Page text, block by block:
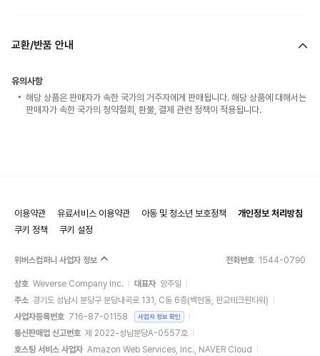
교환/반품 안내
유의사항
해당 상품은 판매자가 속한 국가의 거주자에게 판매됩니다. 해당 상품에 대해서는
판매자가 속한 국가의 청약철회, 환불, 결제 관련 정책이 적용됩니다.
이용약관 유료서비스 이용약관 아동 및 청소년 보호정책
개인정보 처리방침
쿠키 정책
쿠키 설정
위버스컴퍼니 사업자 정보 전화번호 1544-0790
상호 Weverse Company Inc. 대표자 양주일
주소 경기도 성남시 분당구 분당내곡로 131, C동 6층(백현동, 판교테크원타워)
사업자등록번호 716-87-01158 사업자 정보 확인
통신판매업 신고번호 제 2022-성남분당A-0557호
호스팅 서비스 사업자 Amazon Web Services, Inc., NAVER Cloud